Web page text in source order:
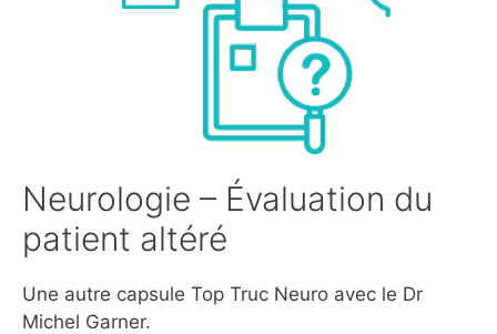
Neurologie – Évaluation du
patient altéré
Une autre capsule Top Truc Neuro avec le Dr
Michel Garner.